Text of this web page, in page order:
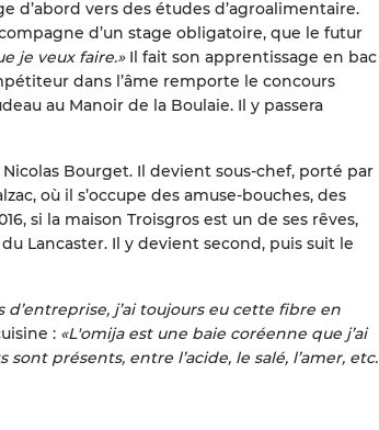
d’abord vers des études d’agroalimentaire.
d’un stage obligatoire, que le futur
je veux faire.»Il fait son apprentissage en bac
dans l’âme remporte le concours
au Manoir de la Boulaie. Il y passera
Nicolas Bourget. Il devient sous-chef, porté par
où il s’occupe des amuse-bouches, des
si la maison Troisgros est un de ses rêves,
Lancaster. Il y devient second, puis suit le
d’entreprise, j’ai toujours eu cette fibre en
: «L'omija est une baie coréenne que j’ai
présents, entre l’acide, le salé, l’amer, etc.